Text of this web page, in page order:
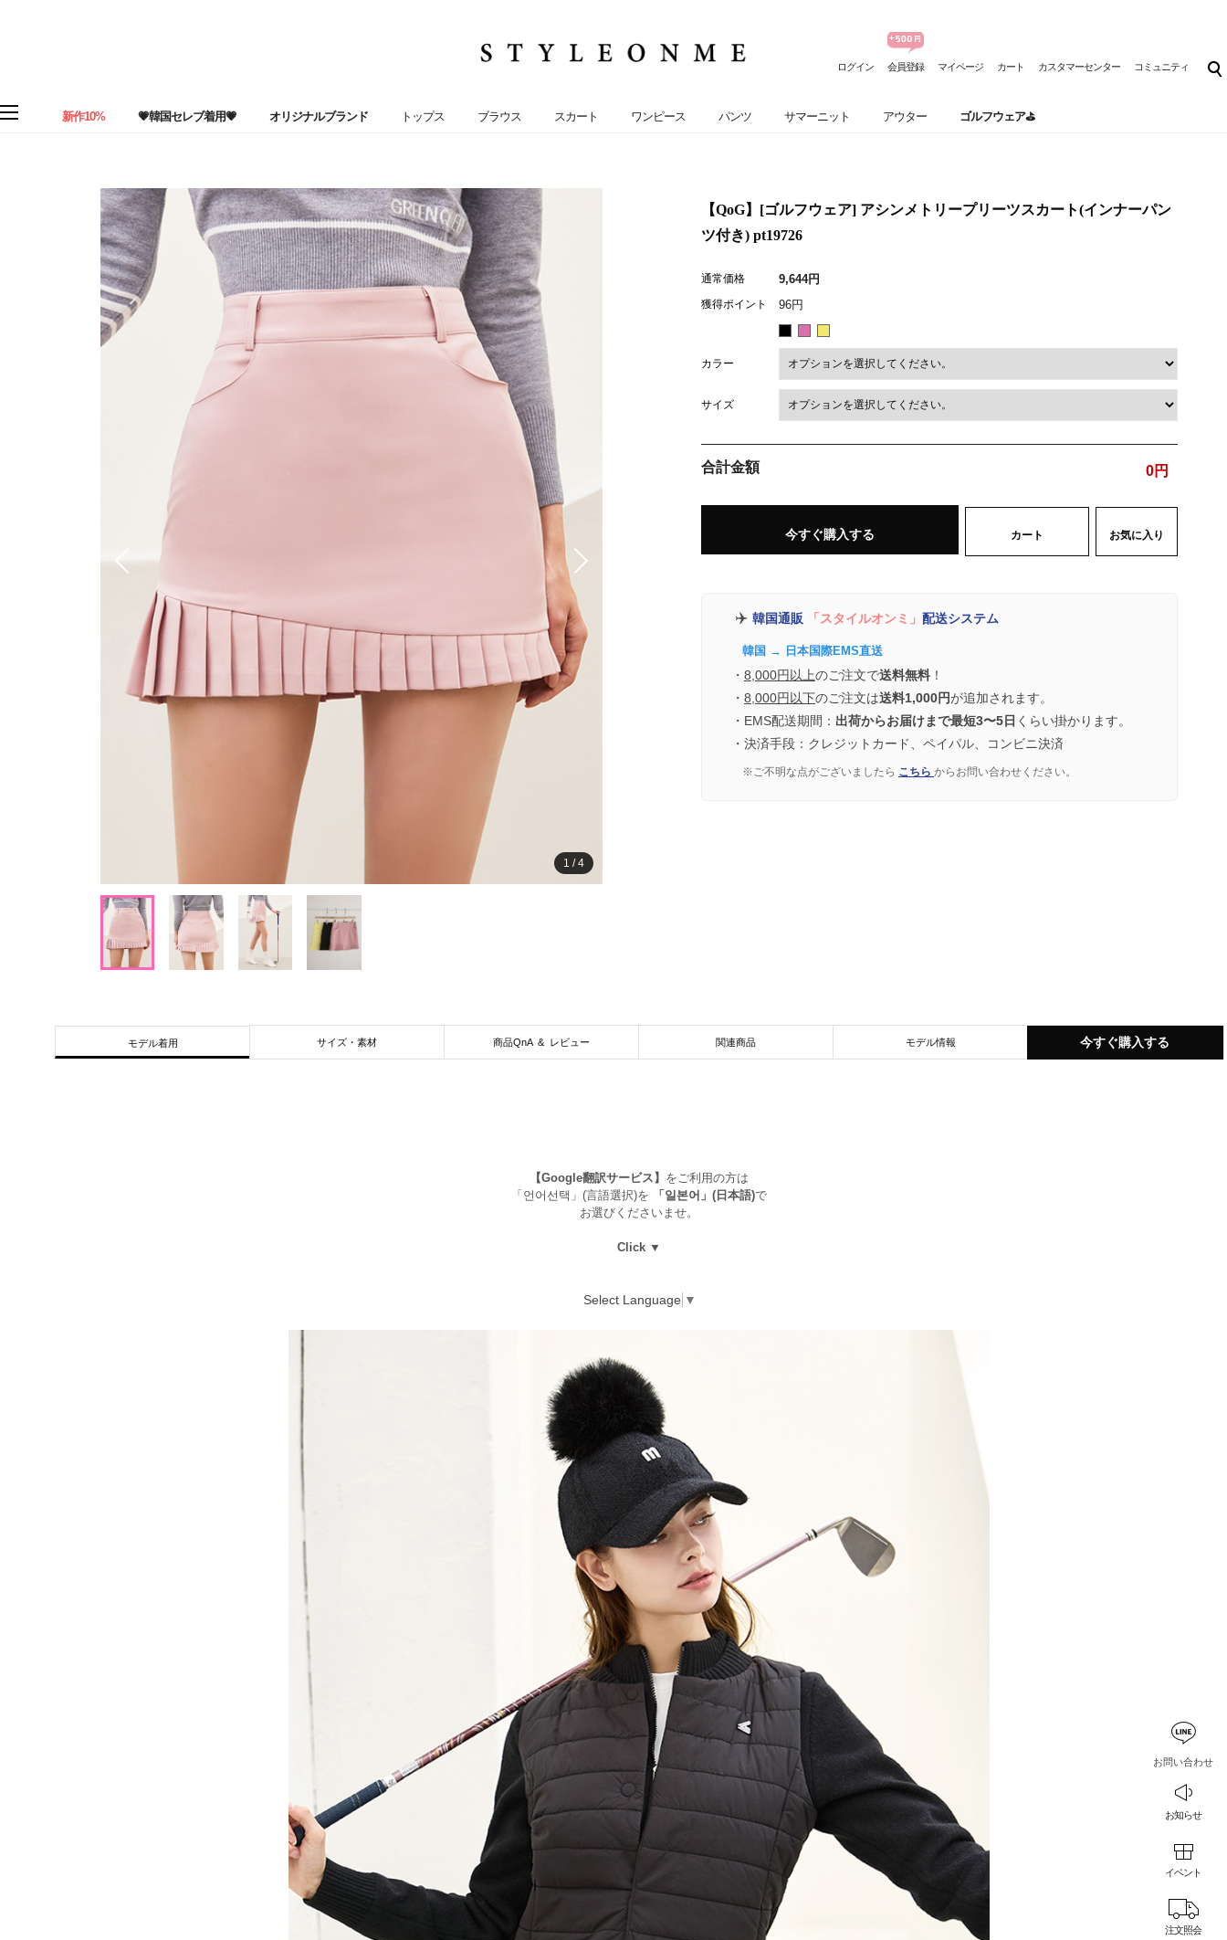
ログイン 会員登録 マイページ カート カスタマーセンター コミュニティ
新作10% 💗韓国セレブ着用💗 オリジナルブランド トップス ブラウス スカート ワンピース パンツ サマーニット アウター ゴルフウェア⛳
お問い合わせ
お知らせ
イベント
注文照会
1 /4
【QoG】[ゴルフウェア] アシンメトリープリーツスカート(インナーパン
ツ付き) pt19726
通常価格 9,644円
獲得ポイント 96円
カラー
サイズ
合計金額 0円
今すぐ購入する カート お気に入り
✈️ 韓国通販 「スタイルオンミ」 配送システム
韓国 → 日本国際EMS直送
・ 8,000円以上のご注文で送料無料 ！
・ 8,000円以下のご注文は送料1,000円が追加されます。
・EMS配送期間： 出荷からお届けまで最短3〜5日 くらい掛かります。
・決済手段：クレジットカード、ペイパル、コンビニ決済
※ご不明な点がございましたら こちら からお問い合わせください。
モデル着用 サイズ・素材 商品QnA & レビュー 関連商品 モデル情報 今すぐ購入する
【Google翻訳サービス】 をご利用の方は
「언어선택」(言語選択)を
「일본어」(日本語)で
お選びくださいませ。
Click ▼
Select Language ▼